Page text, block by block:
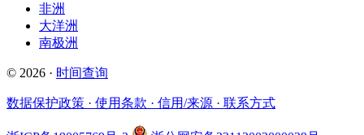
非洲
大洋洲
南极洲
© 2026 · 时间查询
数据保护政策 · 使用条款 · 信用/来源 · 联系方式